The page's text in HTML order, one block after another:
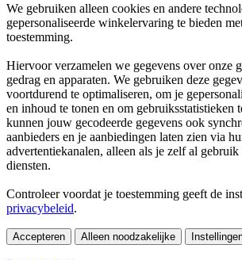
We gebruiken alleen cookies en andere
gepersonaliseerde winkelervaring te bieden
toestemming.
Hiervoor verzamelen we gegevens over onze
gedrag en apparaten. We gebruiken deze
voortdurend te optimaliseren, om je
en inhoud te tonen en om gebruiksstatistieken
kunnen jouw gecodeerde gegevens ook
aanbieders en je aanbiedingen laten zien via
advertentiekanalen, alleen als je zelf al
diensten.
Controleer voordat je toestemming geeft de
privacybeleid.
Accepteren Alleen noodzakelijke